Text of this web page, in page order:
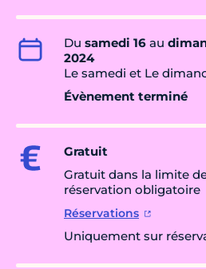
Du samedi 16 au
2024
Le samedi et Le
Évènement terminé
Gratuit
Gratuit dans la limite
réservation obligatoire
Réservations
Uniquement sur